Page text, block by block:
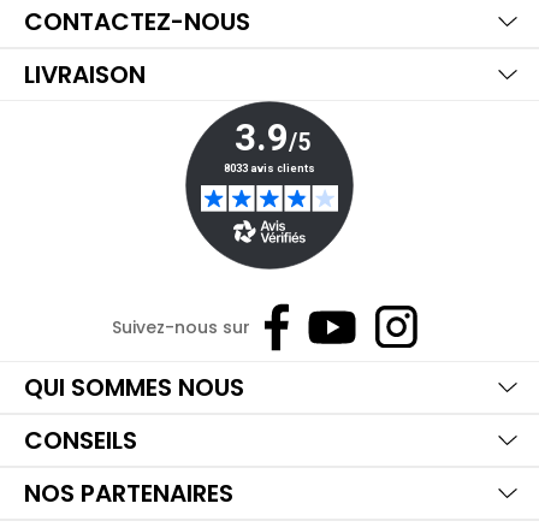
CONTACTEZ-NOUS
LIVRAISON
Suivez-nous sur
QUI SOMMES NOUS
CONSEILS
NOS PARTENAIRES